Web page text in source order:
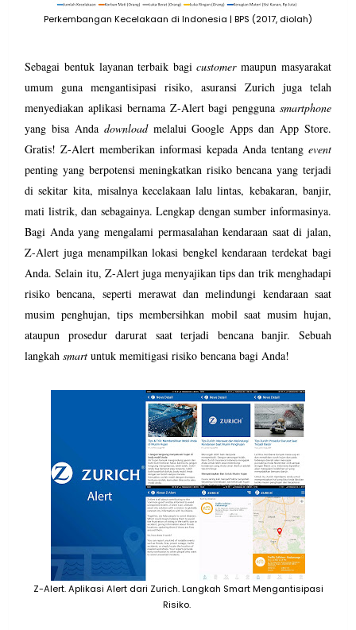
Perkembangan Kecelakaan di Indonesia | BPS (2017, diolah)
Sebagai bentuk layanan terbaik bagicustomermaupun masyarakat
umum guna mengantisipasi risiko, asuransi Zurich juga telah
menyediakan aplikasi bernama Z-Alert bagi pengguna smartphone
yang bisa Anda downloadmelalui Google Apps dan App Store.
Gratis! Z-Alert memberikan informasi kepada Anda tentang event
penting yang berpotensi meningkatkan risiko bencana yang terjadi
di sekitar kita, misalnya kecelakaan lalu lintas, kebakaran, banjir,
mati listrik, dan sebagainya. Lengkap dengan sumber informasinya.
Bagi Anda yang mengalami permasalahan kendaraan saat di jalan,
Z-Alert juga menampilkan lokasi bengkel kendaraan terdekat bagi
Anda. Selain itu, Z-Alert juga menyajikan tips dan trik menghadapi
risiko bencana, seperti merawat dan melindungi kendaraan saat
musim penghujan, tips membersihkan mobil saat musim hujan,
ataupun prosedur darurat saat terjadi bencana banjir. Sebuah
langkahsmart untuk memitigasi risiko bencana bagi Anda!
Z-Alert. Aplikasi Alert dari Zurich. Langkah Smart Mengantisipasi
Risiko.